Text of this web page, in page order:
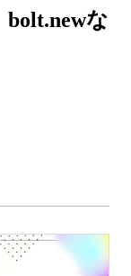
bolt.newな